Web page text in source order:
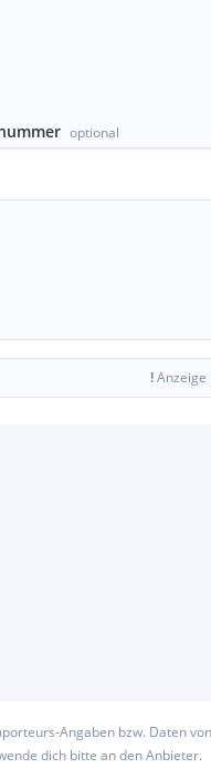
optional
!Anzeige
Angaben bzw. Daten von
dich bitte an den Anbieter.